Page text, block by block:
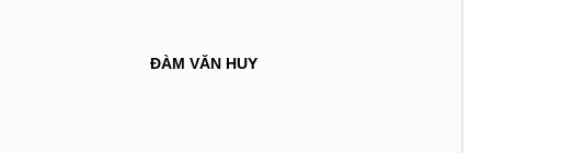
ĐÀM VĂN HUY